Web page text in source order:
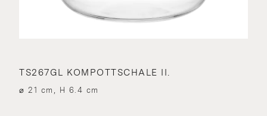
TS267GL KOMPOTTSCHALE II.
⌀ 21 cm, H 6.4 cm